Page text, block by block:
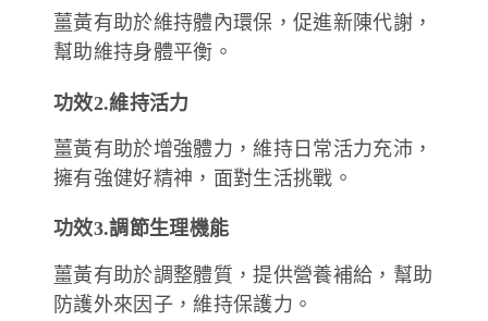
薑黃有助於維持體內環保，促進新陳代謝，
幫助維持身體平衡。
功效2.維持活力
薑黃有助於增強體力，維持日常活力充沛，
擁有強健好精神，面對生活挑戰。
功效3.調節生理機能
薑黃有助於調整體質，提供營養補給，幫助
防護外來因子，維持保護力。